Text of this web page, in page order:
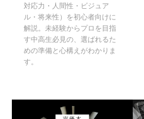
対応力・人間性・ビジュア
ル・将来性）を初心者向けに
解説。未経験からプロを目指
す中高生必見の、選ばれるた
めの準備と心構えがわかりま
す。